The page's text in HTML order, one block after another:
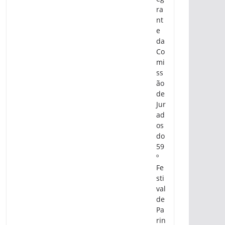
ra
nt
e
da
Co
mi
ss
ão
de
Jur
ad
os
do
59
º
Fe
sti
val
de
Pa
rin